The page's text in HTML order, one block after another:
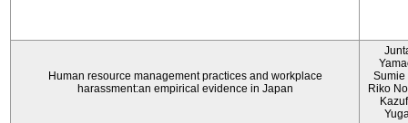
Human resource management practices and workplace
harassment:an empirical evidence in Japan
Sumie
Riko